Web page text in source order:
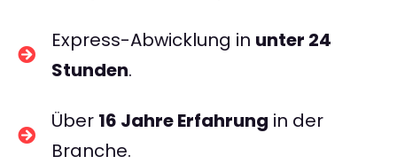
Express-Abwicklung in unter 24
Stunden.
Über 16 Jahre Erfahrung in der
Branche.